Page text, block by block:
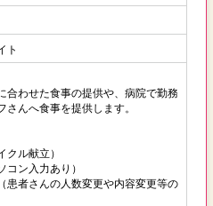
ト
合わせた食事の提供や、病院で勤務
さんへ食事を提供します。
ル献立）
ン入力あり）
患者さんの人数変更や内容変更等の